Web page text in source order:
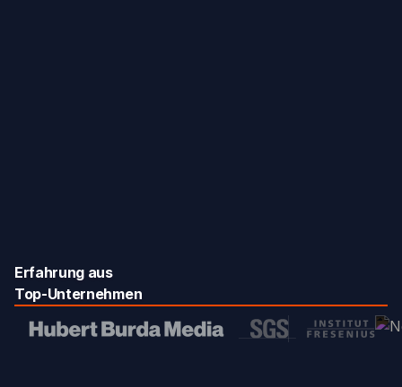
Erfahrung aus
Top-Unternehmen